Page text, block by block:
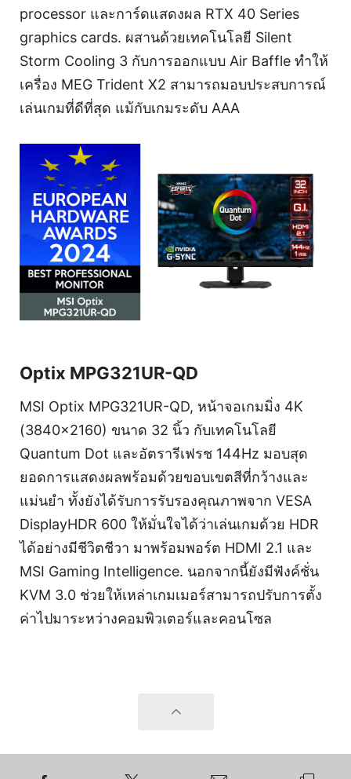
processor และการ์ดแสดงผล RTX 40 Series
graphics cards. ผสานด้วยเทคโนโลยี Silent
Storm Cooling 3 กับการออกแบบ Air Baffle ทำให้
เครื่อง MEG Trident X2 สามารถมอบประสบการณ์
เล่นเกมที่ดีที่สุด แม้กับเกมระดับ AAA
Optix MPG321UR-QD
MSI Optix MPG321UR-QD, หน้าจอเกมมิ่ง 4K
(3840x2160) ขนาด 32 นิ้ว กับเทคโนโลยี
Quantum Dot และอัตรารีเฟรช 144Hz มอบสุด
ยอดการแสดงผลพร้อมด้วยขอบเขตสีที่กว้างและ
แม่นยำ ทั้งยังได้รับการรับรองคุณภาพจาก VESA
DisplayHDR 600 ให้มั่นใจได้ว่าเล่นเกมด้วย HDR
ได้อย่างมีชีวิตชีวา มาพร้อมพอร์ต HDMI 2.1 และ
MSI Gaming Intelligence. นอกจากนี้ยังมีฟังค์ชั่น
KVM 3.0 ช่วยให้เหล่าเกมเมอร์สามารถปรับการตั้ง
ค่าไปมาระหว่างคอมพิวเตอร์และคอนโซล